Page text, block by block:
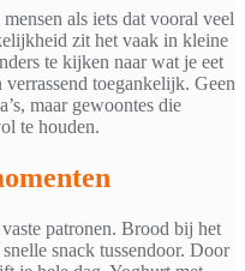
als iets dat vooral veel
zit het vaak in kleine
te kijken naar wat je eet
toegankelijk. Geen
maar gewoontes die
te houden.
patronen. Brood bij het
snack tussendoor. Door